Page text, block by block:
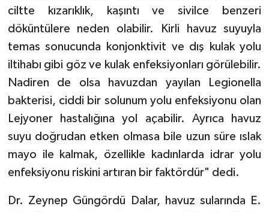
ciltte kızarıklık, kaşıntı ve sivilce benzeri
döküntülere neden olabilir. Kirli havuz suyuyla
temas sonucunda konjonktivit ve dış kulak yolu
iltihabı gibi göz ve kulak enfeksiyonları görülebilir.
Nadiren de olsa havuzdan yayılan Legionella
bakterisi, ciddi bir solunum yolu enfeksiyonu olan
Lejyoner hastalığına yol açabilir. Ayrıca havuz
suyu doğrudan etken olmasa bile uzun süre ıslak
mayo ile kalmak, özellikle kadınlarda idrar yolu
enfeksiyonu riskini artıran bir faktördür" dedi.
Dr. Zeynep Güngördü Dalar, havuz sularında E.